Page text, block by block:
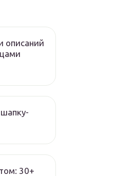
описаний
30+